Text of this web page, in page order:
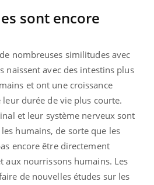
sont encore
nombreuses similitudes avec
naissent avec des intestins plus
et ont une croissance
leur durée de vie plus courte.
et leur système nerveux sont
humains, de sorte que les
encore être directement
aux nourrissons humains. Les
de nouvelles études sur les